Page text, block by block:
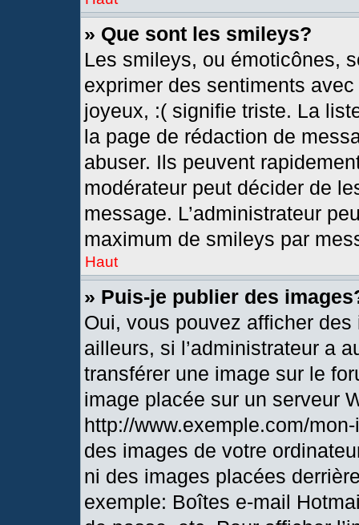
» Que sont les smileys?
Les smileys, ou émoticônes,
exprimer des sentiments
joyeux, :( signifie triste. La
la page de rédaction de
abuser. Ils peuvent
modérateur peut décider de
message. L’administrateur
maximum de smileys par
Haut
» Puis-je publier des
Oui, vous pouvez afficher
ailleurs, si l’administrateur a
transférer une image sur le
image placée sur un serveur
http://www.exemple.com/
des images de votre
ni des images placées
exemple: Boîtes e-mail